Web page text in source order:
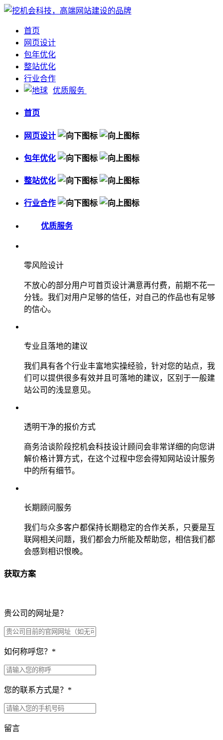
首页
网页设计
包年优化
整站优化
行业合作
优质服务
首页
网页设计
包年优化
整站优化
行业合作
优质服务
零风险设计
不放心的部分用户可首页设计满意再付费，前期不花一
分钱。我们对用户足够的信任，对自己的作品也有足够
的信心。
专业且落地的建议
我们具有各个行业丰富地实操经验，针对您的站点，我
们可以提供很多有效并且可落地的建议，区别于一般建
站公司的浅显意见。
透明干净的报价方式
商务洽谈阶段挖机会科技设计顾问会非常详细的向您讲
解价格计算方式，在这个过程中您会得知网站设计服务
中的所有细节。
长期顾问服务
我们与众多客户都保持长期稳定的合作关系，只要是互
联网相关问题，我们都会力所能及帮助您，相信我们都
会感到相识恨晚。
获取方案
贵公司的网址是？
如何称呼您？ *
您的联系方式是？ *
留言